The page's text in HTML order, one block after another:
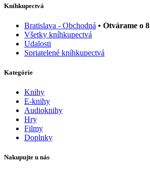
Kníhkupectvá
Bratislava - Obchodná • Otvárame o
Všetky kníhkupectvá
Udalosti
Spriatelené kníhkupectvá
Kategórie
Knihy
E-knihy
Audioknihy
Hry
Filmy
Doplnky
Nakupujte u nás